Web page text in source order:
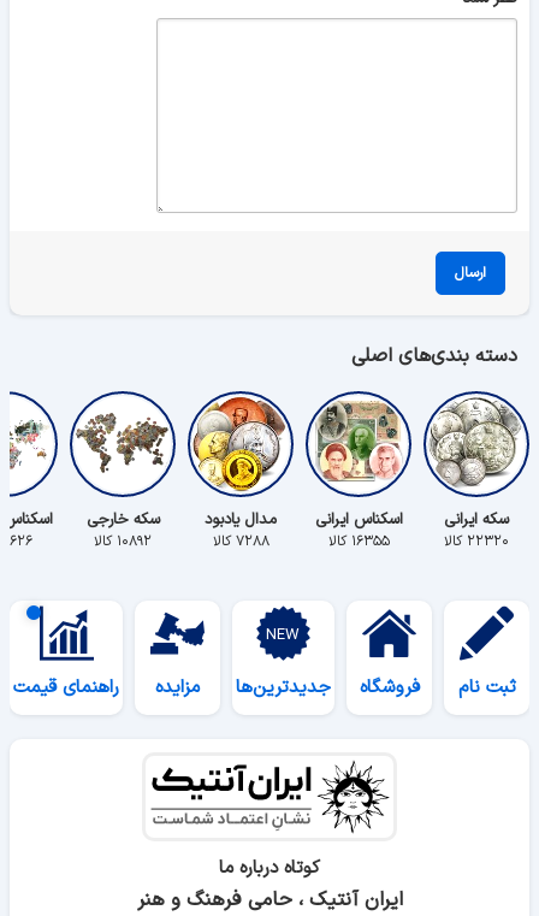
ارسال
دسته بندی‌های اصلی
سکه ایرانی
۲۲۳۲۰ کالا
اسکناس ایرانی
۱۶۳۵۵ کالا
مدال یادبود
۷۲۸۸ کالا
سکه خارجی
۱۰۸۹۲ کالا ۵۶۲۶ کالا
ثبت نام فروشگاه جدیدترین‌ها مزایده راهنمای قیمت
کوتاه درباره ما
ایران آنتیک ، حامی فرهنگ و هنر